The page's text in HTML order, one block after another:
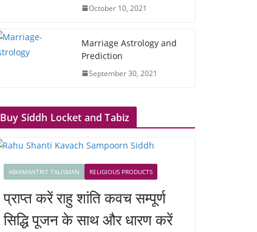
October 10, 2021
Marriage Astrology and
Prediction
September 30, 2021
Buy Siddh Locket and Tabiz
ABHIMANTRIT TALISMAN RELIGIOUS PRODUCTS
प्राप्त करें राहु शांति कवच सम्पूर्ण
सिद्धि पूजन के साथ और धारण करें